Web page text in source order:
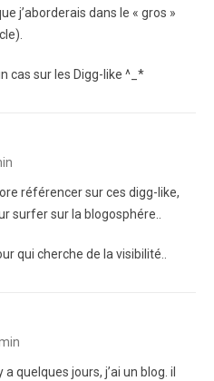
j’aborderais dans le « gros »
cas sur les Digg-like ^_*
référencer sur ces digg-like,
surfer sur la blogosphére..
qui cherche de la visibilité..
quelques jours, j’ai un blog. il